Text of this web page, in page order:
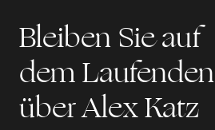
Bleiben Sie auf
dem Laufenden
über Alex Katz